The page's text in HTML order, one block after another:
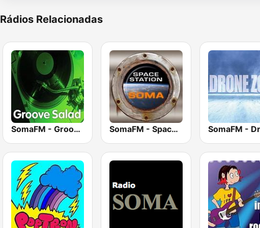
Rádios Relacionadas
SomaFM - Groove Salad SomaFM - Space Station Soma